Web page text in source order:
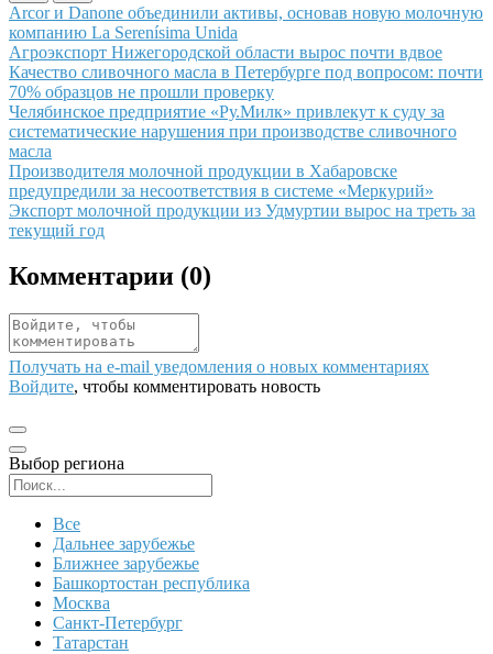
Иллюстрация новости
Arcor и Danone объединили активы, основав новую молочную
компанию La Serenísima Unida
Иллюстрация новости
Агроэкспорт Нижегородской области вырос почти вдвое
Иллюстрация новости
Качество сливочного масла в Петербурге под вопросом: почти
70% образцов не прошли проверку
Иллюстрация новости
Челябинское предприятие «Ру.Милк» привлекут к суду за
систематические нарушения при производстве сливочного
масла
Иллюстрация новости
Производителя молочной продукции в Хабаровске
предупредили за несоответствия в системе «Меркурий»
Иллюстрация новости
Экспорт молочной продукции из Удмуртии вырос на треть за
текущий год
Комментарии (0)
Получать на e‑mail уведомления о новых комментариях
Войдите, чтобы комментировать новость
Выбор региона
Все
Дальнее зарубежье
Ближнее зарубежье
Башкортостан республика
Москва
Санкт-Петербург
Татарстан